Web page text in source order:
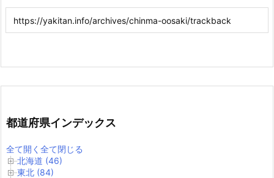
都道府県インデックス
全て開く 全て閉じる
北海道 (46)
東北 (84)